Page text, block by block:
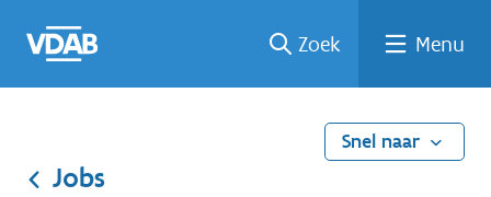
naar
een
een
job
naar
Zoek Menu
Snel naar
Jobs